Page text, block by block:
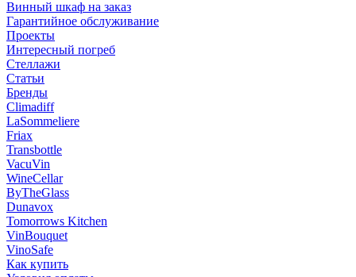
Винный шкаф на заказ
Гарантийное обслуживание
Проекты
Интересный погреб
Стеллажи
Статьи
Бренды
Climadiff
LaSommeliere
Friax
Transbottle
VacuVin
WineCellar
ByTheGlass
Dunavox
Tomorrows Kitchen
VinBouquet
VinoSafe
Как купить